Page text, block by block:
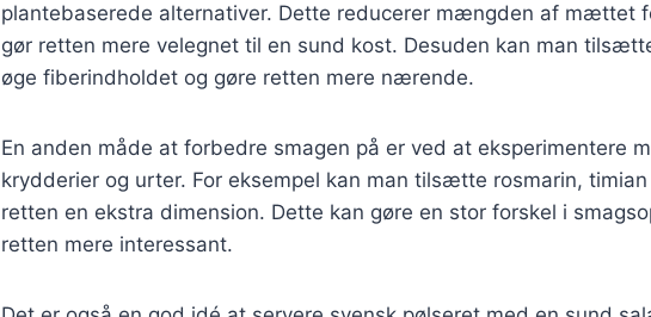
plantebaserede alternativer. Dette reducerer mængden af mættet
gør retten mere velegnet til en sund kost. Desuden kan man
øge fiberindholdet og gøre retten mere nærende.
En anden måde at forbedre smagen på er ved at eksperimentere
krydderier og urter. For eksempel kan man tilsætte rosmarin,
retten en ekstra dimension. Dette kan gøre en stor forskel i
retten mere interessant.